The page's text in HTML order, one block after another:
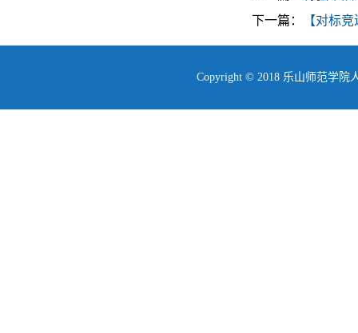
下一篇：
【对标
Copyright © 2018 乐山师范学院